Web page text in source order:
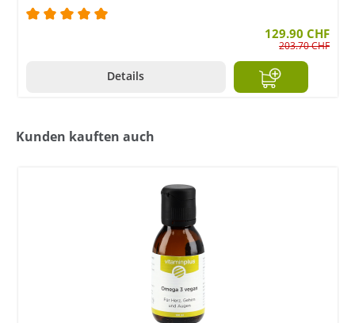
Durchschnittliche Bewertung von 5 von 5 Sternen
129.90 CHF
203.70 CHF
Details
Kunden kauften auch